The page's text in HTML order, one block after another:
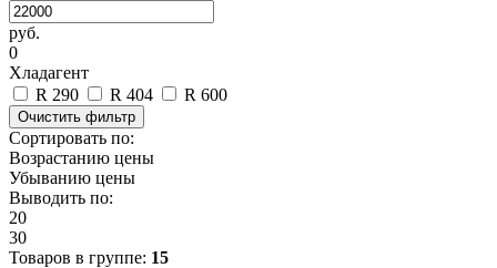
руб.
0
Хладагент
R 290
R 404 R 600
Сортировать по:
Возрастанию цены
Убыванию цены
Выводить по:
20
30
Товаров в группе: 15